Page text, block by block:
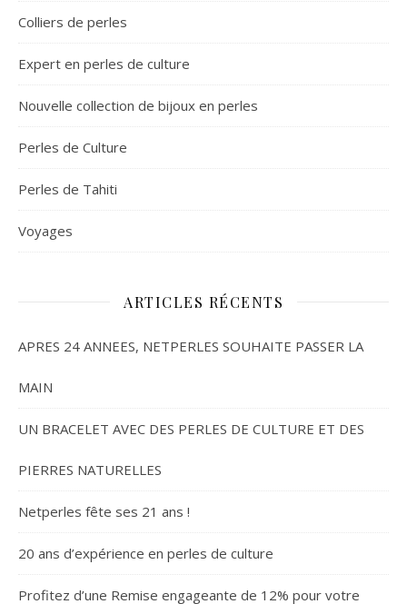
Colliers de perles
Expert en perles de culture
Nouvelle collection de bijoux en perles
Perles de Culture
Perles de Tahiti
Voyages
ARTICLES RÉCENTS
APRES 24 ANNEES, NETPERLES SOUHAITE PASSER LA
MAIN
UN BRACELET AVEC DES PERLES DE CULTURE ET DES
PIERRES NATURELLES
Netperles fête ses 21 ans !
20 ans d’expérience en perles de culture
Profitez d’une Remise engageante de 12% pour votre